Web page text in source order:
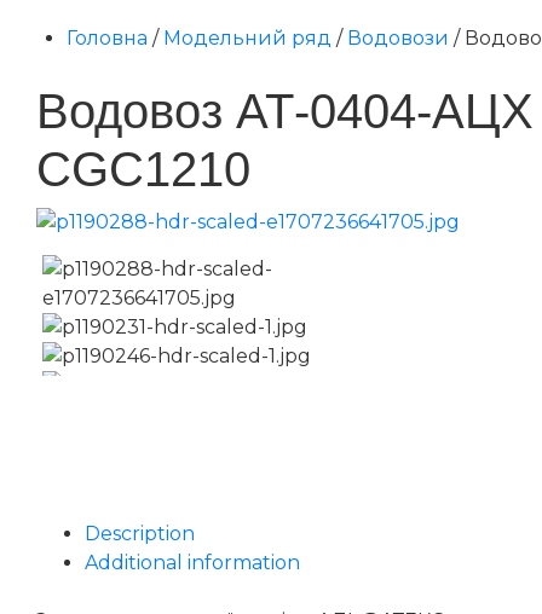
Головна / Модельний ряд / Водовози /
Водовоз АТ-0404-
CGC1210
Description
Additional information